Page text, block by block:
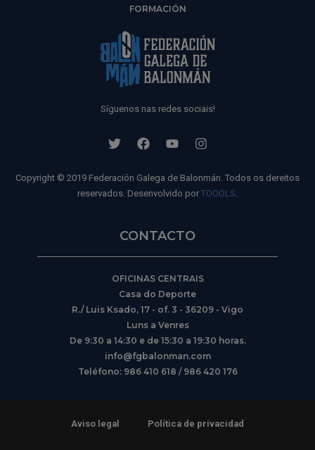
FORMACIÓN
Síguenos nas redes sociais!
Copyright © 2019 Federación Galega de Balonmán. Todos os dereitos
reservados. Desenvolvido por TOOOLS.
CONTACTO
OFICINAS CENTRAIS
Casa do Deporte
R./ Luis Ksado, 17 - of. 3 - 36209 - Vigo
Luns a Venres
De 9:30 a 14:30 e de 15:30 a 19:30 horas.
info@fgbalonman.com
Teléfono: 986 410 618 / 986 420 176
Aviso legal Política de privacidad